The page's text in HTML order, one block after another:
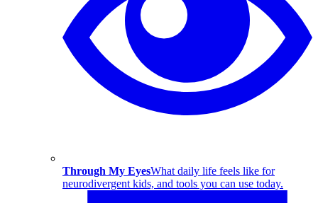
Through My EyesWhat daily life feels like for
neurodivergent kids, and tools you can use today.